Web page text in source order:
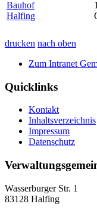
Bauhof
Halfing
drucken nach oben
Zum Intranet
Quicklinks
Kontakt
Inhaltsverzeichnis
Impressum
Datenschutz
Wasserburger Str. 1
83128 Halfing